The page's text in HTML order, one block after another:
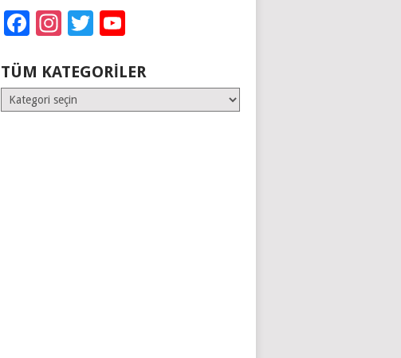
Facebook
Instagram
Twitter
TÜM KATEGORILER
Tüm
Kategoriler